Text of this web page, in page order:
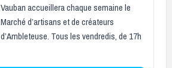
Vauban accueillera chaque semaine le
Marché d’artisans et de créateurs
d’Ambleteuse. Tous les vendredis, de 17h